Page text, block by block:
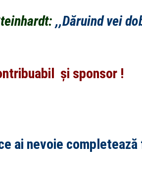
,,Dăruind vei
și sponsor !
ai nevoie completează